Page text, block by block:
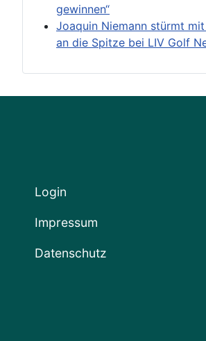
gewinnen“
Joaquin Niemann stürmt
an die Spitze bei LIV Golf
Login
Impressum
Datenschutz